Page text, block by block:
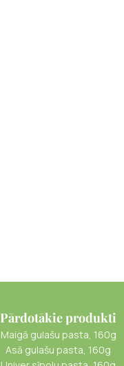
Pārdotākie produkti
Maigā gulašu pasta, 160g
Asā gulašu pasta, 160g